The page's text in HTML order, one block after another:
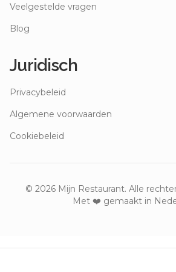
Veelgestelde vragen
Blog
Juridisch
Privacybeleid
Algemene voorwaarden
Cookiebeleid
© 2026Mijn Restaurant. Alle
Met ❤️ gemaakt in